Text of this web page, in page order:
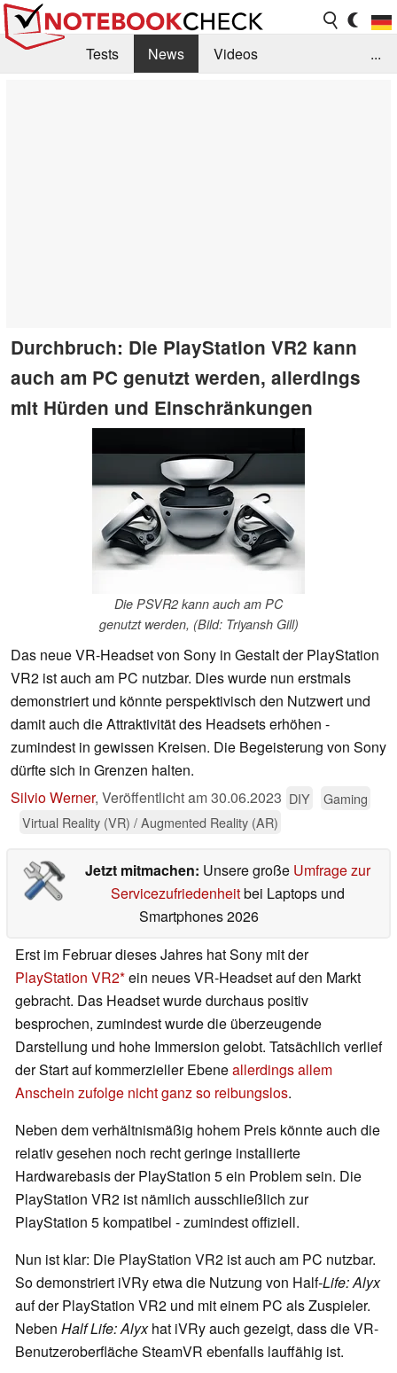
Tests News
Videos
...
Durchbruch: Die PlayStation VR2 kann
auch am PC genutzt werden, allerdings
mit Hürden und Einschränkungen
Die PSVR2 kann auch am PC
genutzt werden, (Bild: Triyansh Gill)
Das neue VR-Headset von Sony in Gestalt der PlayStation
VR2 ist auch am PC nutzbar. Dies wurde nun erstmals
demonstriert und könnte perspektivisch den Nutzwert und
damit auch die Attraktivität des Headsets erhöhen -
zumindest in gewissen Kreisen. Die Begeisterung von Sony
dürfte sich in Grenzen halten.
Silvio Werner, Veröffentlicht am30.06.2023 DIY
Gaming
Virtual Reality (VR) / Augmented Reality (AR)
Jetzt mitmachen: Unsere große Umfrage zur
Servicezufriedenheitbei Laptops und
Smartphones 2026
Erst im Februar dieses Jahres hat Sony mit der
PlayStation VR2 ein neues VR-Headset auf den Markt
gebracht. Das Headset wurde durchaus positiv
besprochen, zumindest wurde die überzeugende
Darstellung und hohe Immersion gelobt. Tatsächlich verlief
der Start auf kommerzieller Ebeneallerdings allem
Anschein zufolge nicht ganz so reibungslos.
Neben dem verhältnismäßig hohem Preis könnte auch die
relativ gesehen noch recht geringe installierte
Hardwarebasis der PlayStation 5 ein Problem sein. Die
PlayStation VR2 ist nämlich ausschließlich zur
PlayStation 5 kompatibel - zumindest offiziell.
Nun ist klar: Die PlayStation VR2 ist auch am PC nutzbar.
So demonstriert iVRy etwa die Nutzung von Half-Life: Alyx
auf der PlayStation VR2 und mit einem PC als Zuspieler.
Neben Half Life: Alyxhat iVRy auch gezeigt, dass die VR-
Benutzeroberfläche SteamVR ebenfalls lauffähig ist.